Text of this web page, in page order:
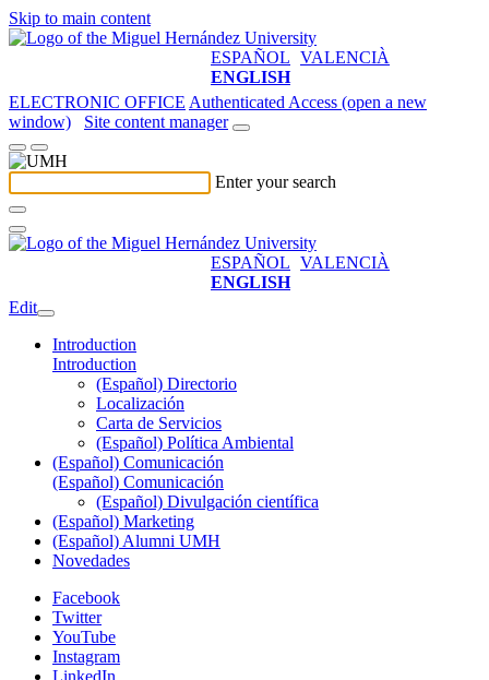
Skip to main content
ESPAÑOL VALENCIÀ
ENGLISH
ELECTRONIC OFFICE Authenticated Access (open a new
window)
Site content manager
Enter your search
ESPAÑOL VALENCIÀ
ENGLISH
Edit
Introduction
Introduction
(Español) Directorio
Localización
Carta de Servicios
(Español) Política Ambiental
(Español) Comunicación
(Español) Comunicación
(Español) Divulgación científica
(Español) Marketing
(Español) Alumni UMH
Novedades
Facebook
Twitter
YouTube
Instagram
LinkedIn